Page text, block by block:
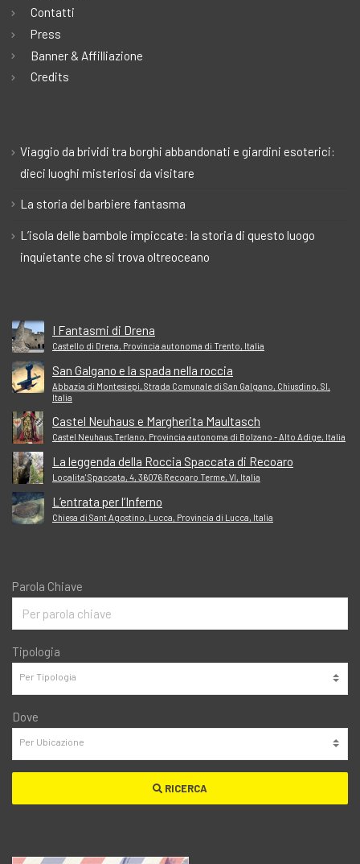
Contatti
Press
Banner & Affilliazione
Credits
Viaggio da brividi tra borghi abbandonati e giardini esoterici:
dieci luoghi misteriosi da visitare
La storia del barbiere fantasma
L’isola delle bambole impiccate: la storia di questo luogo
inquietante che si trova oltreoceano
I Fantasmi di Drena
Castello di Drena, Provincia autonoma di Trento, Italia
San Galgano e la spada nella roccia
Abbazia di Montesiepi, Strada Comunale di San Galgano, Chiusdino, SI,
Italia
Castel Neuhaus e Margherita Maultasch
Castel Neuhaus,Terlano, Provincia autonoma di Bolzano - Alto Adige, Italia
La leggenda della Roccia Spaccata di Recoaro
Localita' Spaccata, 4, 36076 Recoaro Terme, VI, Italia
L’entrata per l’Inferno
Chiesa di Sant Agostino, Lucca, Provincia di Lucca, Italia
Parola Chiave
Tipologia
Dove
RICERCA